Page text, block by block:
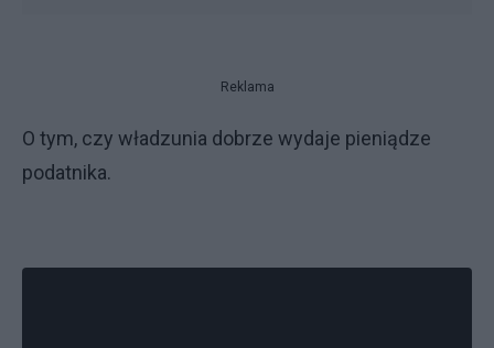
Reklama
O tym, czy władzunia dobrze wydaje pieniądze
podatnika.